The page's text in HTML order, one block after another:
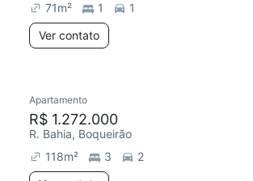
71m² 1
1
Ver contato
Apartamento
R$ 1.272.000
R. Bahia, Boqueirão
118m² 3
2